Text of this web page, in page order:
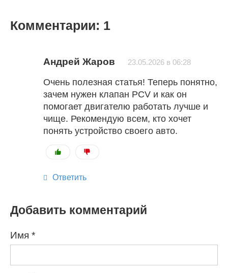
Комментарии: 1
Андрей Жаров 23.05.2026 в 06:28
Очень полезная статья! Теперь понятно,
зачем нужен клапан PCV и как он
помогает двигателю работать лучше и
чище. Рекомендую всем, кто хочет
понять устройство своего авто.
Ответить
Добавить комментарий
Имя *